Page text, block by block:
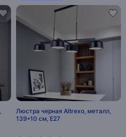
Люстра черная Altrexo, металл,
139*10 см, Е27